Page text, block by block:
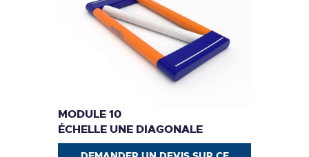
MODULE 10
ÉCHELLE UNE DIAGONALE